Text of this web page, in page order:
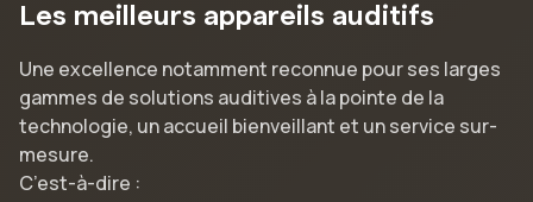
Les meilleurs appareils auditifs
Une excellence notamment reconnue pour ses larges
gammes de solutions auditives à la pointe de la
technologie, un accueil bienveillant et un service sur-
mesure.
C’est-à-dire :